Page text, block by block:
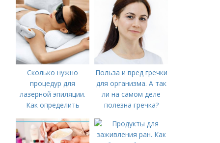
Сколько нужно
процедур для
лазерной эпиляции.
Как определить
время, через
которое нужно
Польза и вред гречки
для организма. А так
ли на самом деле
полезна гречка?